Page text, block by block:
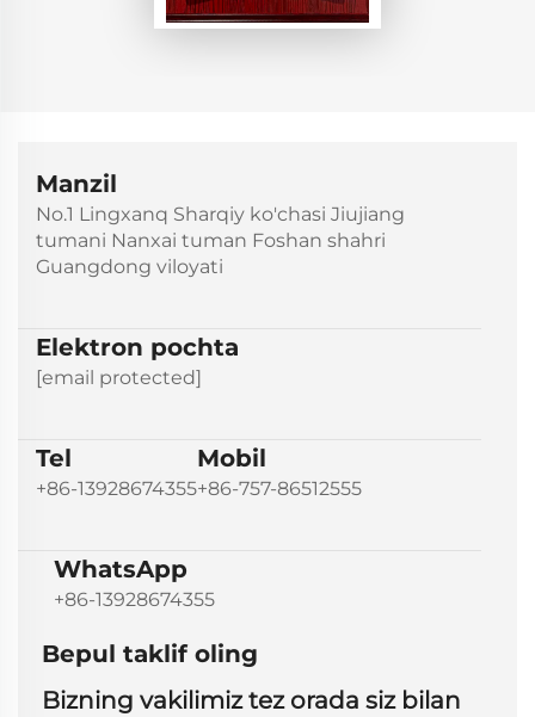
Manzil
No.1 Lingxanq Sharqiy ko'chasi Jiujiang
tumani Nanxai tuman Foshan shahri
Guangdong viloyati
Elektron pochta
[email protected]
Tel
+86-13928674355
Mobil
+86-757-86512555
WhatsApp
+86-13928674355
Bepul taklif oling
Bizning vakilimiz tez orada siz bilan